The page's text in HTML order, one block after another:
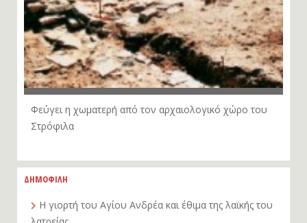
Φεύγει η χωματερή από τον αρχαιολογικό χώρο του
Στρόφιλα
ΔΗΜΟΦΙΛΗ
Η γιορτή του Αγίου Ανδρέα και έθιμα της λαϊκής του